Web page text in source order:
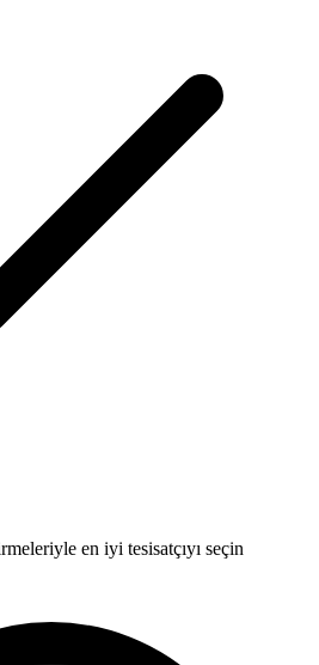
en iyi tesisatçıyı seçin